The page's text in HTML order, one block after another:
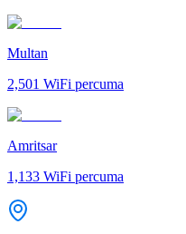
Multan
2,501 WiFi percuma
Amritsar
1,133 WiFi percuma